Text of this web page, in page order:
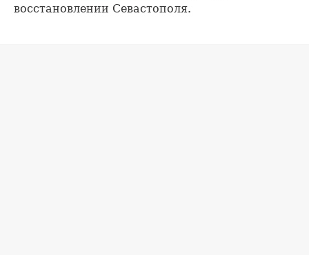
восстановлении Севастополя.